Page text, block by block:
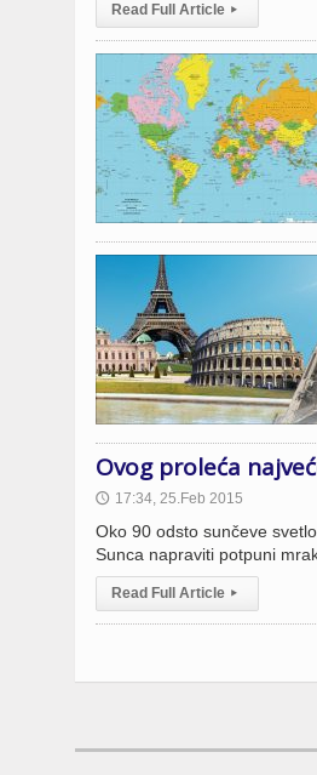
Read Full Article ▸
Ovog proleća
🕔 17:34, 25.Feb 2015
Oko 90 odsto sunčeve
Sunca napraviti potpuni
Read Full Article ▸